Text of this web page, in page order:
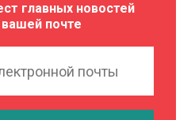
главных новостей
почте